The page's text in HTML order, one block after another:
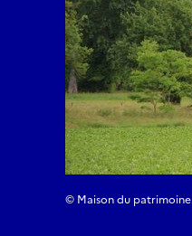
© Maison du patrimoine